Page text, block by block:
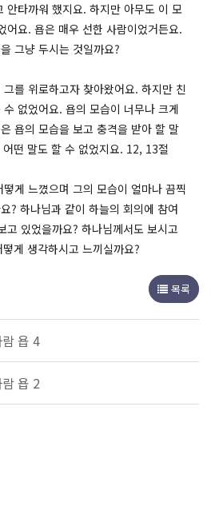
안타까워 했지요. 하지만 아무도 이 모
어요. 욥은 매우 선한 사람이었거든요.
그냥 두시는 것일까요?
를 위로하고자 찾아왔어요. 하지만 친
없었어요. 욥의 모습이 너무나 크게
욥의 모습을 보고 충격을 받아 할 말
떤 말도 할 수 없었지요. 12, 13절
게 느꼈으며 그의 모습이 얼마나 끔찍
? 하나님과 같이 하늘의 회의에 참여
고 있었을까요? 하나님께서도 보시고
게 생각하시고 느끼실까요?
목록
욥 4
욥 2